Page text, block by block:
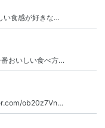
い食感が好きな…
おいしい食べ方…
ob20z7Vn…